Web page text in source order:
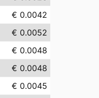
€ 0.0042
€ 0.0052
€ 0.0048
€ 0.0048
€ 0.0045